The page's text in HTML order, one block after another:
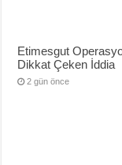
Etimesgut
Dikkat Çeken İddia
2 gün önce